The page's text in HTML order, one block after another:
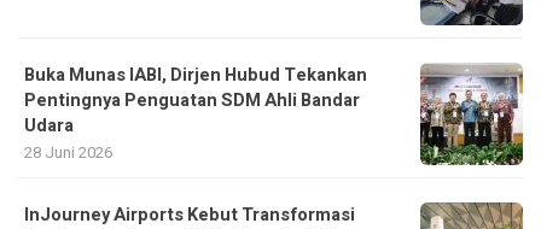
Buka Munas IABI, Dirjen Hubud Tekankan
Pentingnya Penguatan SDM Ahli Bandar
Udara
28 Juni 2026
InJourney Airports Kebut Transformasi